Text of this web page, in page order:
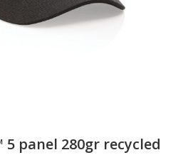
5 panel 280gr recycled